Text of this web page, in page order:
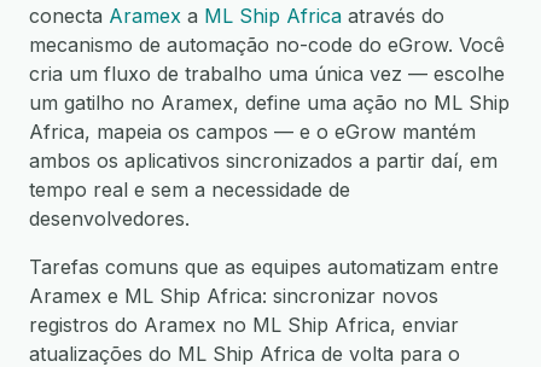
conecta Aramex a ML Ship Africa através do
mecanismo de automação no-code do eGrow. Você
cria um fluxo de trabalho uma única vez — escolhe
um gatilho no Aramex, define uma ação no ML Ship
Africa, mapeia os campos — e o eGrow mantém
ambos os aplicativos sincronizados a partir daí, em
tempo real e sem a necessidade de
desenvolvedores.
Tarefas comuns que as equipes automatizam entre
Aramex e ML Ship Africa: sincronizar novos
registros do Aramex no ML Ship Africa, enviar
atualizações do ML Ship Africa de volta para o